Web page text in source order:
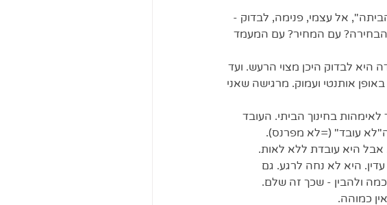
אל עצמי, פנימה, לבדוק -
הבחירה? עם המחיר? עם המעמד
היא לבדוק היכן מצוי הרעש. ועד
אותנטי ועמוק. מרגישה שאני
בחינוך הביתי. העובד
עובד" (=לא מפרנס).
היא עובדת ללא לאות.
היא לא נחה לרגע. גם
ולהבין - שכך זה שלם.
כמוהה.